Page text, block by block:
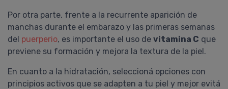
Por otra parte, frente a la recurrente aparición de
manchas durante el embarazo y las primeras semanas
del puerperio, es importante el uso de vitamina C que
previene su formación y mejora la textura de la piel.
En cuanto a la hidratación, seleccioná opciones con
principios activos que se adapten a tu piel y mejor evitá